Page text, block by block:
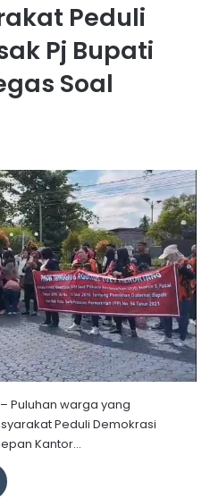
Peduli
Pj Bupati
Soal
– Puluhan warga yang
Peduli Demokrasi
Kantor…